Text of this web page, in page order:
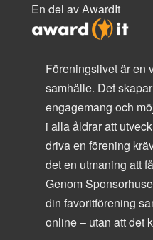
En del av AwardIt
Föreningslivet är en
samhälle. Det
engagemang och
i alla åldrar att
driva en förening
det en utmaning att
Genom
din favoritförening
online – utan att det